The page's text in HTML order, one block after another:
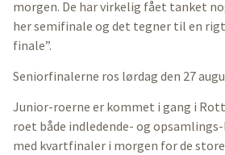
morgen. De har virkelig fået tanket
her semifinale og det tegner til en
finale”.
Seniorfinalerne ros lørdag den 27
Junior-roerne er kommet i gang i
roet både indledende- og
med kvartfinaler i morgen for de